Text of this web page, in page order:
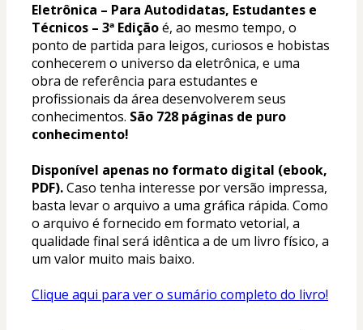
Eletrônica – Para Autodidatas, Estudantes e
Técnicos – 3ª Edição é, ao mesmo tempo, o
ponto de partida para leigos, curiosos e hobistas
conhecerem o universo da eletrônica, e uma
obra de referência para estudantes e
profissionais da área desenvolverem seus
conhecimentos. São 728 páginas de puro
conhecimento!
Disponível apenas no formato digital (ebook,
PDF). Caso tenha interesse por versão impressa,
basta levar o arquivo a uma gráfica rápida. Como
o arquivo é fornecido em formato vetorial, a
qualidade final será idêntica a de um livro físico, a
um valor muito mais baixo.
Clique aqui para ver o sumário completo do livro!